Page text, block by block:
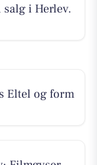
i Herlev.
Eltel og form